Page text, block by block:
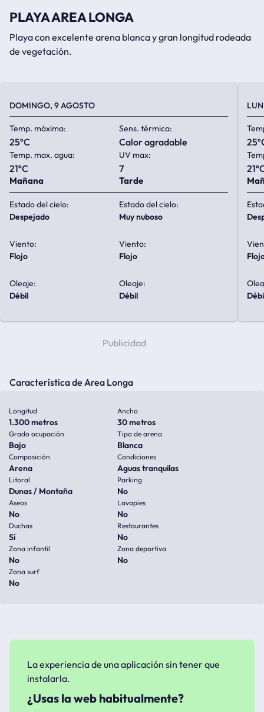
PLAYA AREA LONGA
Playa con excelente arena blanca y gran longitud rodeada
de vegetación.
DOMINGO, 9 AGOSTO
Temp. máxima:
25ºC
Sens. térmica:
calor agradable
Temp. max. agua:
21ºC
UV max:
7
Mañana
Estado del cielo:
despejado
Viento:
flojo
Oleaje:
débil
Tarde
Estado del cielo:
muy nuboso
Viento:
flojo
Oleaje:
débil
Característica de Area Longa
Longitud
1.300 metros
Ancho
30 metros
Grado ocupación
Bajo
Tipo de arena
Blanca
Composición
Arena
Condiciones
Aguas tranquilas
Litoral
Dunas / Montaña
Parking
No
Aseos
No
Lavapies
No
Duchas
Sí
Restaurantes
No
Zona infantil
No
Zona deportiva
No
Zona surf
No
La experiencia de una aplicación sin tener que
instalarla.
¿Usas la web habitualmente?